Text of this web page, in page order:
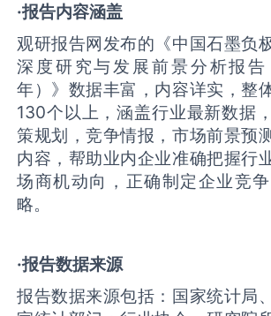
·报告内容涵盖
观研报告网发布的《中国石墨负
深度研究与发展前景分析报
年）》数据丰富，内容详实，整
130个以上，涵盖行业最新数据
策规划，竞争情报，市场前景预
内容，帮助业内企业准确把握行
场商机动向，正确制定企业竞
略。
·报告数据来源
报告数据来源包括：国家统计局